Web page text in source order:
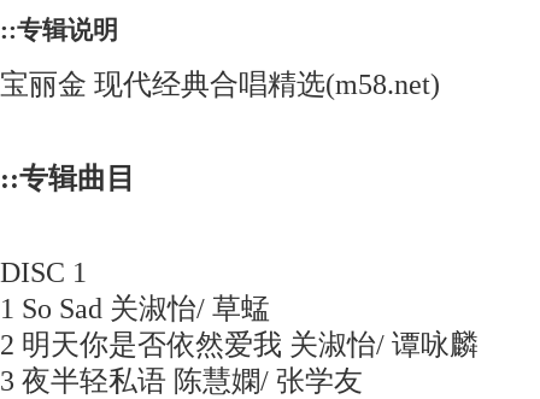
::专辑说明
宝丽金 现代经典合唱精选(m58.net)
::专辑曲目
DISC 1
1 So Sad 关淑怡/ 草蜢
2 明天你是否依然爱我 关淑怡/ 谭咏麟
3 夜半轻私语 陈慧嫻/ 张学友